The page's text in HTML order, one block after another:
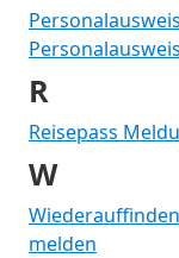
R
Reisepass
W
melden